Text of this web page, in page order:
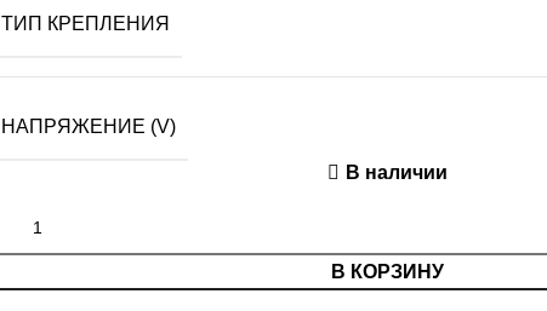
ТИП КРЕПЛЕНИЯ
НАПРЯЖЕНИЕ (V)
В наличии
В КОРЗИНУ